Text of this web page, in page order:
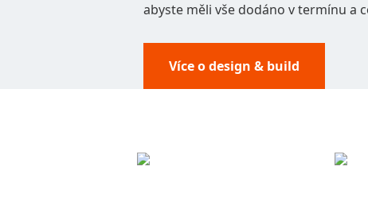
abyste měli vše dodáno v termínu a
Více o design & build